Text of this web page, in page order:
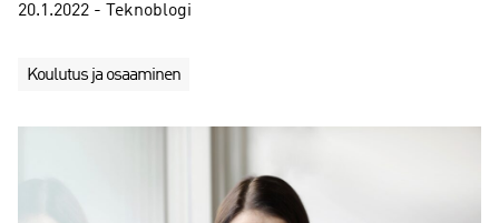
20.1.2022 - Teknoblogi
Koulutus ja osaaminen